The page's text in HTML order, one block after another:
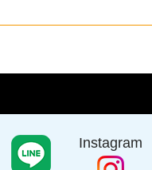
Instagram